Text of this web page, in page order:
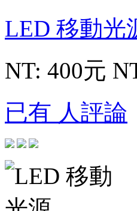
LED 移動
NT: 400元
已有 人評論